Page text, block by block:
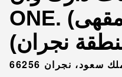
ONE. (مقهى) - نجران
سعود، نجران 66256